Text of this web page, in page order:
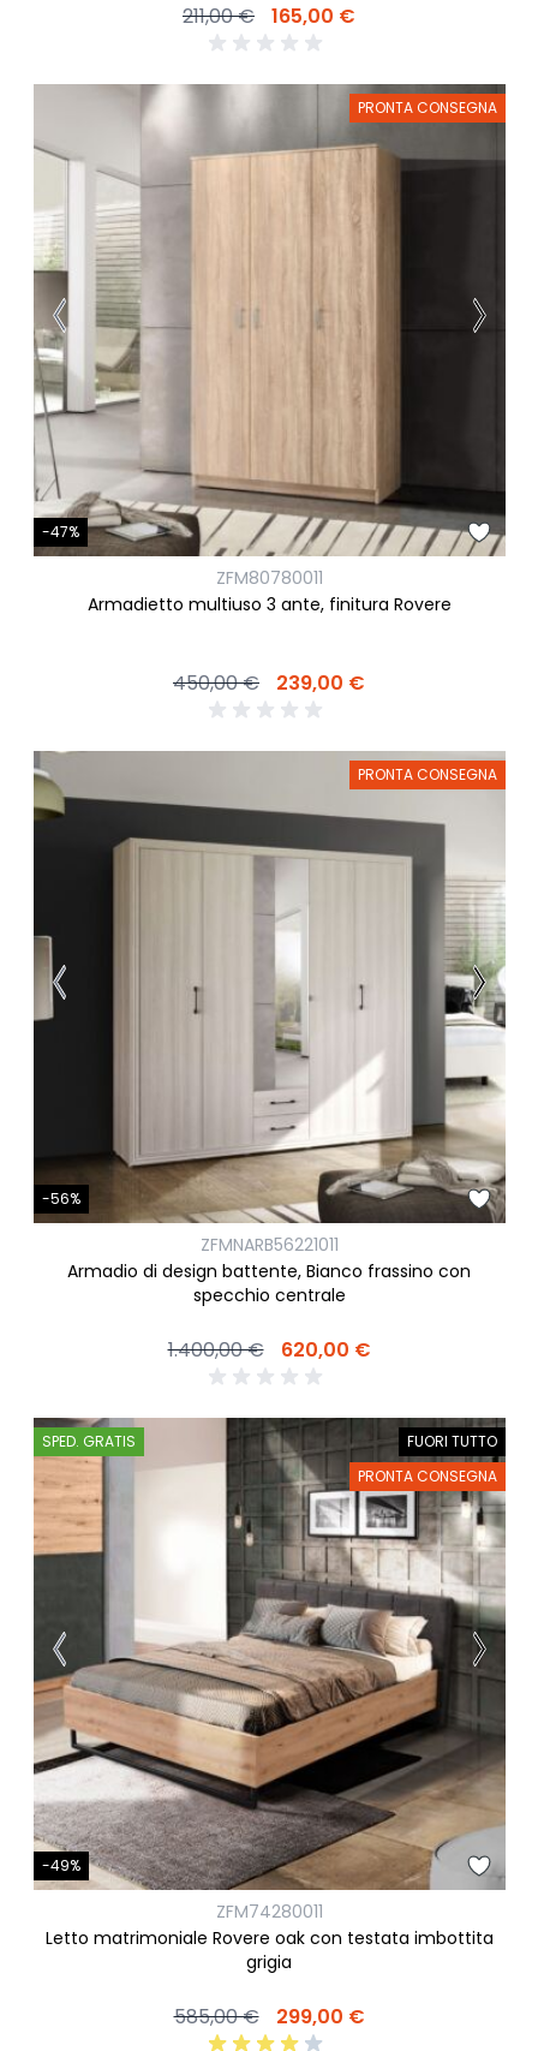
211,00 € 165,00 €
PRONTA CONSEGNA
-47%
ZFM80780011
Armadietto multiuso 3 ante, finitura Rovere
450,00 € 239,00 €
PRONTA CONSEGNA
-56%
ZFMNARB56221011
Armadio di design battente, Bianco frassino con
specchio centrale
1.400,00 € 620,00 €
SPED. GRATIS
FUORI TUTTO
PRONTA CONSEGNA
-49%
ZFM74280011
Letto matrimoniale Rovere oak con testata imbottita
grigia
585,00 € 299,00 €